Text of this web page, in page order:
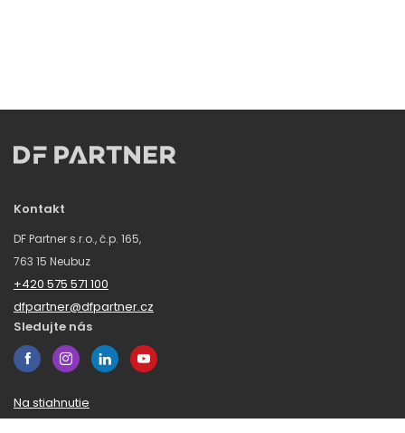
Kontakt
DF Partner s.r.o., č.p. 165,
763 15 Neubuz
+420 575 571 100
dfpartner@dfpartner.cz
Sledujte nás
Na stiahnutie